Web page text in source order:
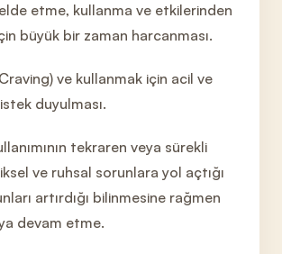
etme, kullanma ve etkilerinden
büyük bir zaman harcanması.
ving) ve kullanmak için acil ve
duyulması.
tekraren veya sürekli
ve ruhsal sorunlara yol açtığı
artırdığı bilinmesine rağmen
devam etme.